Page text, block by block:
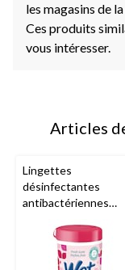
les magasins de
Ces produits
vous intéresser.
Articles
Lingettes
désinfectantes
antibactériennes
, parfum frais,
paq. 40